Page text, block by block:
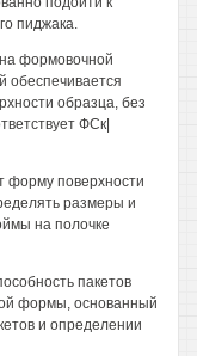
пиджака.
формовочной
обеспечивается
образца, без
ФСк|
форму поверхности
размеры и
на полочке
пакетов
формы, основанный
и определении